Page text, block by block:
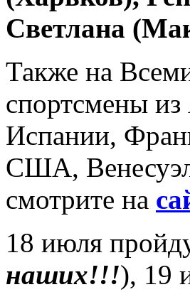
Светлана
Также на
спортсмены
Испании,
США,
смотрите на
18 июля
наших!!!), 19